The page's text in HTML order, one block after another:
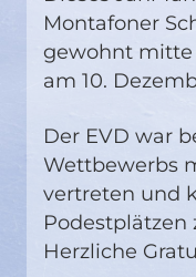
Montafoner
gewohnt mitte
am 10.
Der EVD war
Wettbewerbs
vertreten und
Podestplätzen
Herzliche